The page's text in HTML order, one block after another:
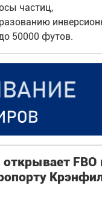
частиц,
50000 футов.
FBO